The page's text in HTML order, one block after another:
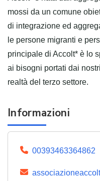
mossi da un comune
di integrazione ed
le persone migranti e
principale di Accolt* è lo
ai bisogni portati dai
realtà del terzo settore.
Informazioni
00393463364862